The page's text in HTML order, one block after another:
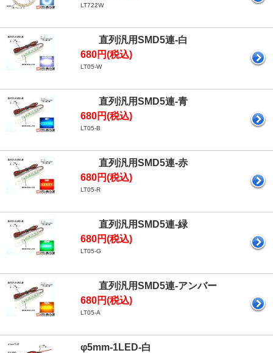
LT722W
直列汎用SMD5連-白
680円(税込)
LT05-W
直列汎用SMD5連-青
680円(税込)
LT05-B
直列汎用SMD5連-赤
680円(税込)
LT05-R
直列汎用SMD5連-緑
680円(税込)
LT05-G
直列汎用SMD5連-アンバー
680円(税込)
LT05-A
φ5mm-1LED-白